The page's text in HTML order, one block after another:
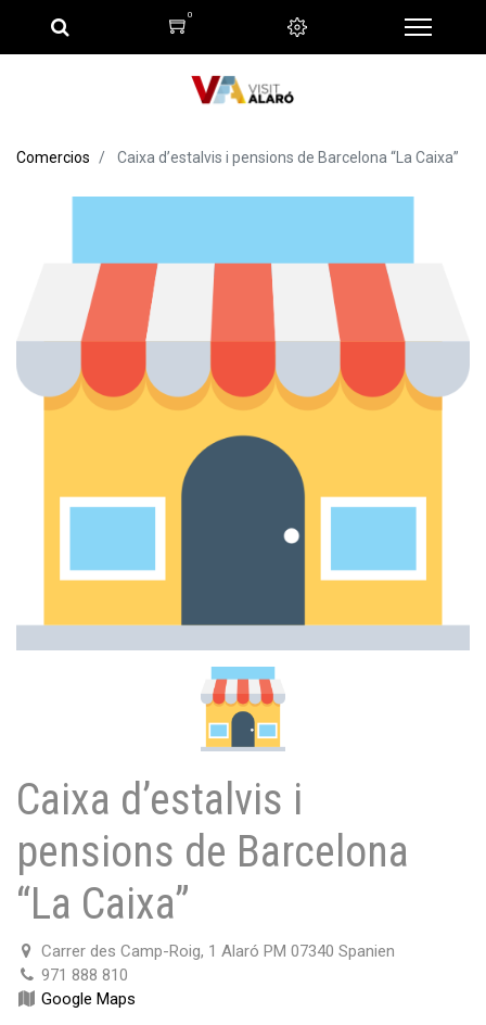
0
Comercios Caixa d’estalvis i pensions de Barcelona “La Caixa”
Caixa d’estalvis i
pensions de Barcelona
“La Caixa”
Carrer des Camp-Roig, 1 Alaró PM 07340 Spanien
971 888 810
Google Maps